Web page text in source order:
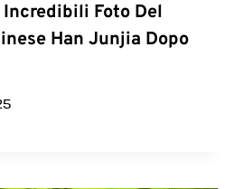
Foto Del
Han Junjia Dopo